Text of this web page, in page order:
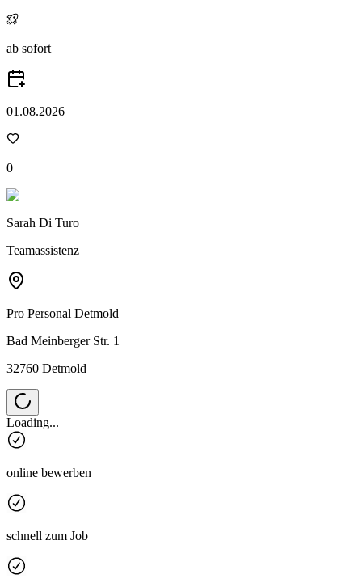
ab sofort
01.08.2026
0
Sarah Di Turo
Teamassistenz
Pro Personal Detmold
Bad Meinberger Str. 1
32760 Detmold
Loading...
online bewerben
schnell zum Job